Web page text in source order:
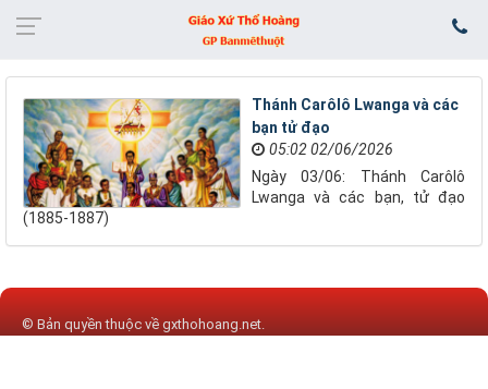
Thánh Carôlô Lwanga và các
bạn tử đạo
05:02 02/06/2026
Ngày 03/06: Thánh Carôlô
Lwanga và các bạn, tử đạo
(1885-1887)
© Bản quyền thuộc về gxthohoang.net.